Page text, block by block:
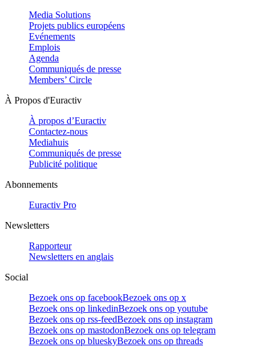
Media Solutions
Projets publics européens
Evénements
Emplois
Agenda
Communiqués de presse
Members’ Circle
À Propos d'Euractiv
À propos d’Euractiv
Contactez-nous
Mediahuis
Communiqués de presse
Publicité politique
Abonnements
Euractiv Pro
Newsletters
Rapporteur
Newsletters en anglais
Social
Bezoek ons op facebookBezoek ons op x
Bezoek ons op linkedinBezoek ons op youtube
Bezoek ons op rss-feedBezoek ons op instagram
Bezoek ons op mastodonBezoek ons op telegram
Bezoek ons op blueskyBezoek ons op threads